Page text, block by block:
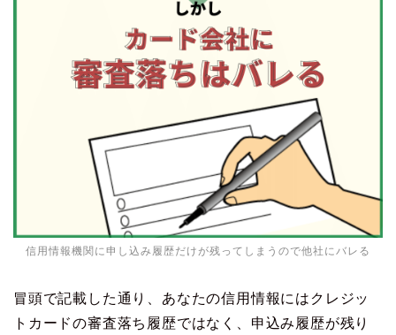
信用情報機関に申し込み履歴だけが残ってしまうので他社にバレる
冒頭で記載した通り、あなたの信用情報にはクレジッ
トカードの審査落ち履歴ではなく、申込み履歴が残り